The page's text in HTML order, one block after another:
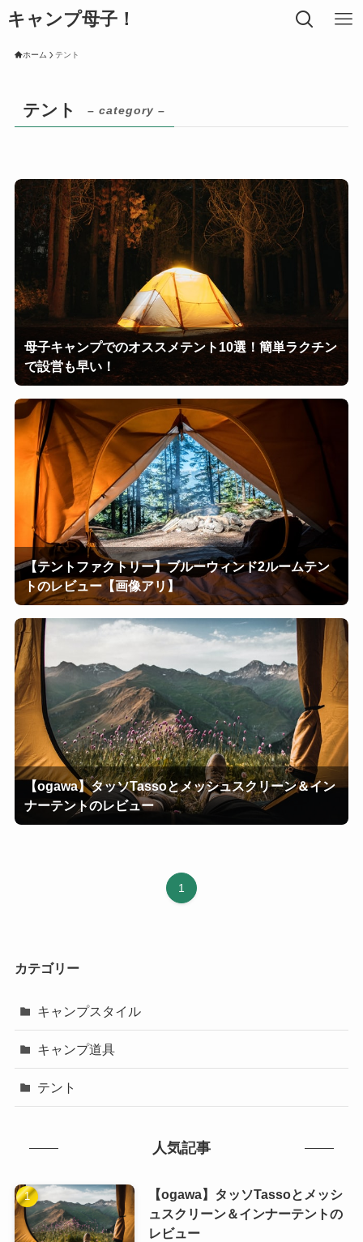
キャンプ母子！
ホーム テント
テント – category –
母子キャンプでのオススメテント10選！簡単ラクチン
で設営も早い！
【テントファクトリー】ブルーウィンド2ルームテン
トのレビュー【画像アリ】
【ogawa】タッソTassoとメッシュスクリーン＆イン
ナーテントのレビュー
1
カテゴリー
キャンプスタイル
キャンプ道具
テント
人気記事
【ogawa】タッソTassoとメッシ
ュスクリーン＆インナーテントの
レビュー